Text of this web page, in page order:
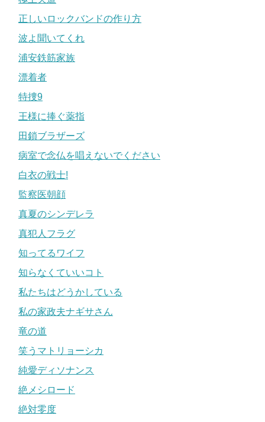
正しいロックバンドの作り方
波よ聞いてくれ
浦安鉄筋家族
漂着者
特捜9
王様に捧ぐ薬指
田鎖ブラザーズ
病室で念仏を唱えないでください
白衣の戦士!
監察医朝顔
真夏のシンデレラ
真犯人フラグ
知ってるワイフ
知らなくていいコト
私たちはどうかしている
私の家政夫ナギサさん
竜の道
笑うマトリョーシカ
純愛ディソナンス
絶メシロード
絶対零度